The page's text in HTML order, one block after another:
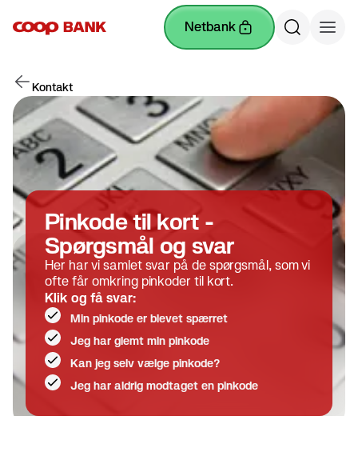
netbank
Kontakt
Pinkode til kort -
Spørgsmål og svar
Her har vi samlet svar på de spørgsmål, som vi
ofte får omkring pinkoder til kort.
Klik og få svar:
Min pinkode er blevet spærret
Jeg har glemt min pinkode
Kan jeg selv vælge pinkode?
Jeg har aldrig modtaget en pinkode